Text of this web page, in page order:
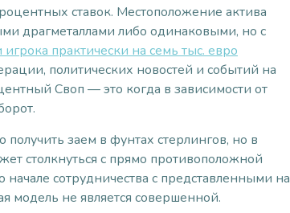
ставок. Местоположение актива
драгметаллами либо одинаковыми, но с
практически на семь тыс. евро
политических новостей и событий на
Своп — это когда в зависимости от
заем в фунтах стерлингов, но в
столкнуться с прямо противоположной
сотрудничества с представленными на
модель не является совершенной.